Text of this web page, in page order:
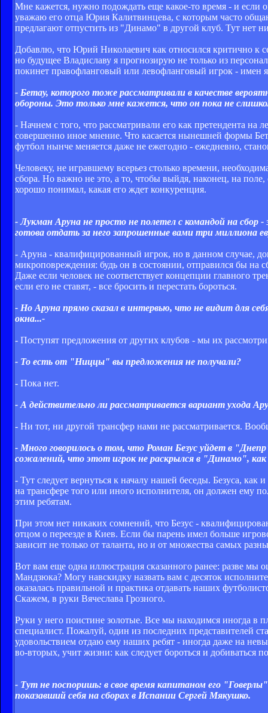
Мне кажется, нужно подождать еще какое-то время - и если
уважаю его отца Юрия Калитвинцева, с которым часто
предлагают отпустить из "Динамо" в другой клуб. Тут нет
Добавлю, что Юрий Николаевич как относился критично к
но будущее Владиславу я прогнозирую не только из
покинет правофланговый или левофланговый игрок - имен
- Бетау, которого тоже рассматривали в качестве
обороны. Это только мне кажется, что он пока не
- Начнем с того, что рассматривали его как претендента
совершенно иное мнение. Что касается нынешней формы
футбол нынче меняется даже не ежегодно - ежедневно,
Человеку, не игравшему всерьез столько времени,
сбора. Но важно не это, а то, чтобы выйдя, наконец, на
хорошо понимал, какая его ждет конкуренция.
- Лукман Аруна не просто не полетел с командой на
готова отдать за него запрошенные вами три миллиона
- Аруна - квалифицированный игрок, но в данном случае,
микроповреждения: будь он в состоянии, отправился бы на
Даже если человек не соответствует концепции главного
если его не ставят, - все бросить и перестать бороться.
- Но Аруна прямо сказал в интервью, что не видит для
окна...-
- Поступят предложения от других клубов - мы их
- То есть от "Ниццы" вы предложения не получали?
- Пока нет.
- А действительно ли рассматривается вариант ухода
- Ни тот, ни другой трансфер нами не рассматривается.
- Много говорилось о том, что Роман Безус уйдет в
сожалений, что этот игрок не раскрылся в "Динамо",
- Тут следует вернуться к началу нашей беседы. Безуса,
на трансфере того или иного исполнителя, он должен ему
этим ребятам.
При этом нет никаких сомнений, что Безус -
отцом о переезде в Киев. Если бы парень имел больше
зависит не только от таланта, но и от множества самых
Вот вам еще одна иллюстрация сказанного ранее: разве мы
Мандзюка? Могу навскидку назвать вам с десяток
оказалась правильной и практика отдавать наших
Скажем, в руки Вячеслава Грозного.
Руки у него поистине золотые. Все мы находимся иногда в
специалист. Пожалуй, один из последних представителей
удовольствием отдаю ему наших ребят - иногда даже на
во-вторых, учит жизни: как следует бороться и добиваться
- Тут не поспоришь: в свое время капитаном его
показавший себя на сборах в Испании Сергей Мякушко.